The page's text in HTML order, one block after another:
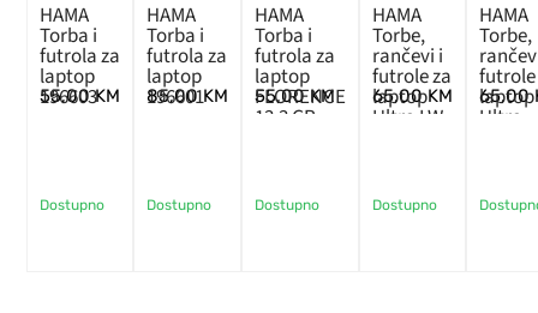
HAMA
Torba i
futrola za
laptop
196603
55,00KM
Dostupno
HAMA
Torba i
futrola za
laptop
196601
85,00KM
Dostupno
HAMA
Torba i
futrola za
laptop
FLORENCE
13.3 GR
55,00KM
Dostupno
HAMA
Torbe,
rančevi i
futrole za
laptop
Ultra LW
65,00KM
Dostupno
HAMA
Torbe,
laptop
Ultra
65,00